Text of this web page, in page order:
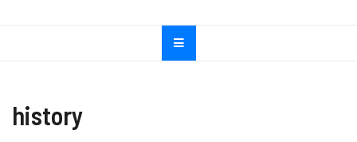
history